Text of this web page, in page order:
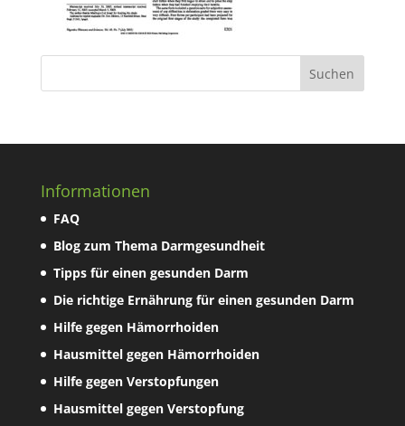
Informationen
FAQ
Blog zum Thema Darmgesundheit
Tipps für einen gesunden Darm
Die richtige Ernährung für einen gesunden Darm
Hilfe gegen Hämorrhoiden
Hausmittel gegen Hämorrhoiden
Hilfe gegen Verstopfungen
Hausmittel gegen Verstopfung